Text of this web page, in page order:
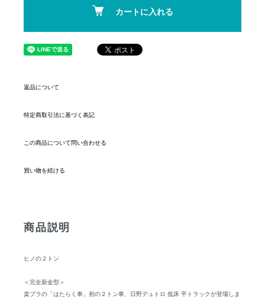
カートに入れる
返品について
特定商取引法に基づく表記
この商品について問い合わせる
買い物を続ける
商品説明
ヒノの２トン
＜完全新金型＞
楽プラの「はたらく車」初の２トン車、日野デュトロ 低床 平トラックが登場しま